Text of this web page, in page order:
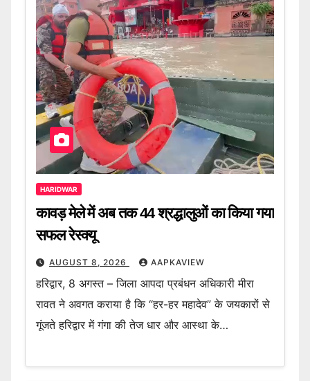
HARIDWAR
कावड़ मेले में अब तक 44 श्रद्धालुओं का किया गया
सफल रेस्क्यू
AUGUST 8, 2026 AAPKAVIEW
हरिद्वार, 8 अगस्त – जिला आपदा प्रबंधन अधिकारी मीरा
रावत ने अवगत कराया है कि “हर-हर महादेव” के जयकारों से
गूंजते हरिद्वार में गंगा की तेज धार और आस्था के…